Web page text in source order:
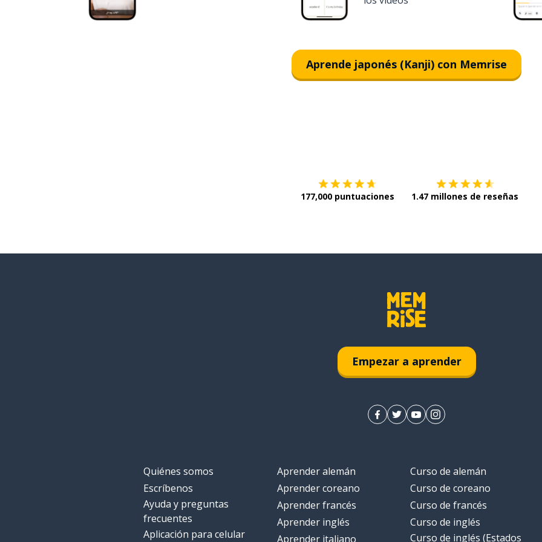
Aprende japonés (Kanji) con Memrise
177,000 puntuaciones 1.47 millones de reseñas
Empezar a aprender
Quiénes somos
Escríbenos
Ayuda y preguntas
frecuentes
Aplicación para celular
Aprender alemán
Aprender coreano
Aprender francés
Aprender inglés
Aprender italiano
Curso de alemán
Curso de coreano
Curso de francés
Curso de inglés
Curso de inglés (Estados